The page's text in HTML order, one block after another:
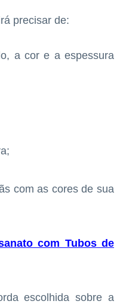
precisar de:
a cor e a espessura
com as cores de sua
com Tubos de
escolhida sobre a